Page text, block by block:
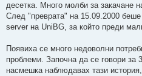
десетка. Много молби за закачане
След "преврата" на 15.09.2000
server на UniBG, за който преди
Появиха се много недоволни
проблеми. Започна да се говори
насмешка наблюдавах тази